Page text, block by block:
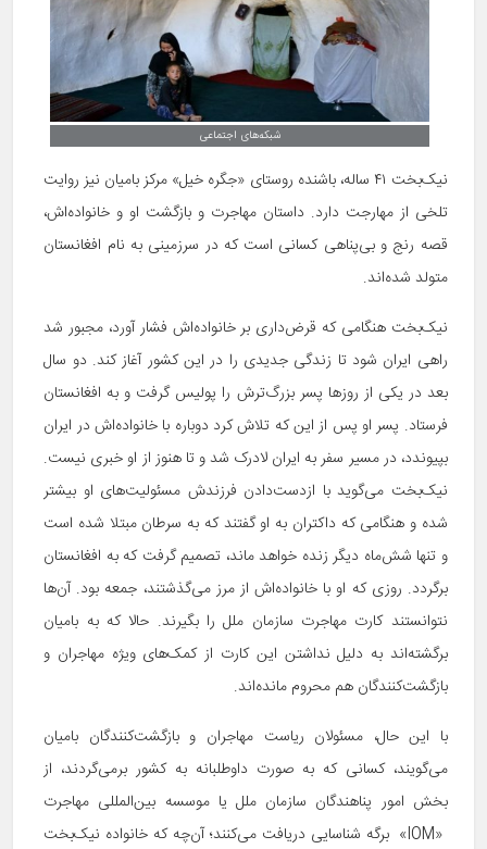
شبکه‌های اجتماعی
نیک‌بخت ۴۱ ساله، باشنده روستای «جگره‌ خیل» مرکز بامیان نیز روایت
تلخی از مهارجت دارد. داستان مهاجرت و بازگشت او و خانواده‌اش،
قصه رنج و بی‌پناهی کسانی است که در سرزمینی به نام افغانستان
متولد شده‌اند.
نیک‌بخت هنگامی که قرض‌داری بر خانواده‌اش فشار آورد، مجبور شد
راهی ایران شود تا زندگی جدیدی را در این کشور آغاز کند. دو سال
بعد در یکی از روزها پسر بزرگ‌ترش را پولیس گرفت و به افغانستان
فرستاد. پسر او پس از این که تلاش کرد دوباره با خانواده‌اش در ایران
بپیوندد، در مسیر سفر به ایران لادرک شد و تا هنوز از او خبری نیست.
نیک‌بخت می‌گوید با ازدست‌دادن فرزندش مسئولیت‌های او بیشتر
شده و هنگامی که داکتران به او گفتند که به سرطان مبتلا شده است
و تنها شش‌ماه دیگر زنده خواهد ماند، تصمیم گرفت که به افغانستان
برگردد. روزی ‌که او با خانواده‌اش از مرز می‌گذشتند، جمعه بود. آن‌ها
نتوانستند کارت مهاجرت سازمان ملل را بگیرند. حالا که به بامیان
برگشته‌اند به دلیل نداشتن این کارت از کمک‌های ویژه مهاجران و
بازگشت‌کنندگان هم محروم مانده‌اند.
با این حال، مسئولان ریاست مهاجران و بازگشت‌کنندگان بامیان
می‌گویند، کسانی که به صورت داوطلبانه به کشور برمی‌گردند، از
بخش امور پناهندگان سازمان ملل یا موسسه بین‌المللی مهاجرت
«IOM» برگه شناسایی دریافت می‌کنند؛ آن‌چه که خانواده نیک‌بخت